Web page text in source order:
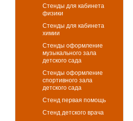
Стенды для кабинета
физики
Стенды для кабинета
химии
Стенды оформление
музыкального зала
детского сада
Стенды оформление
спортивного зала
детского сада
Стенд первая помощь
Стенд детского врача